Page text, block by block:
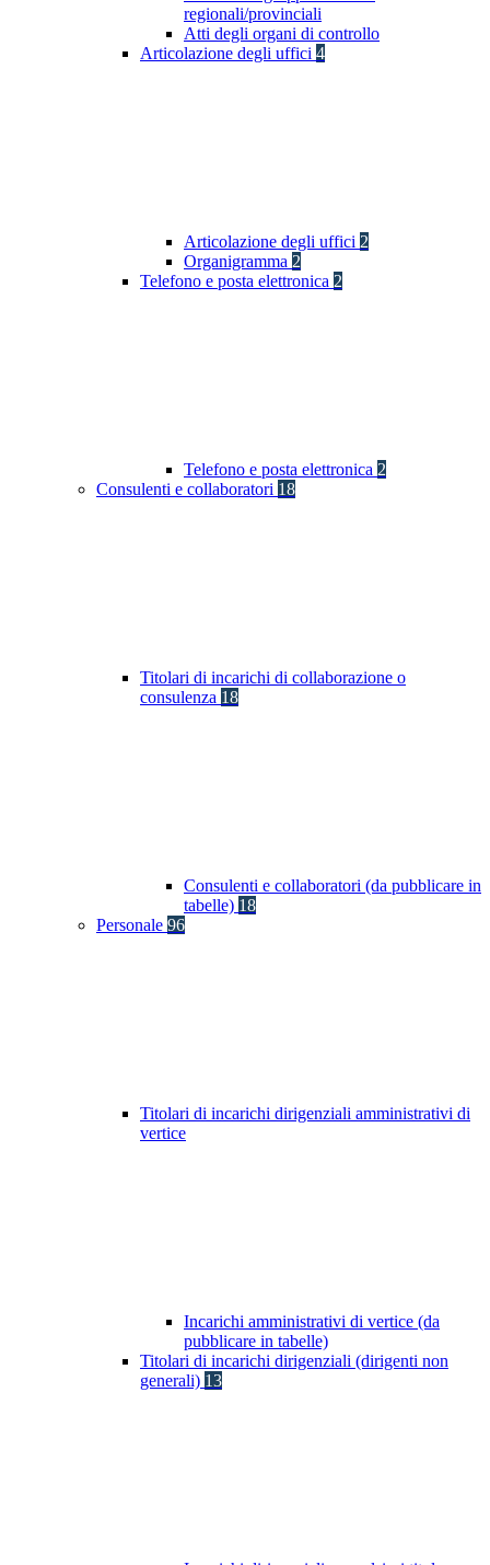
regionali/provinciali
Atti degli organi di controllo
Articolazione degli uffici 4
Articolazione degli uffici 2
Organigramma 2
Telefono e posta elettronica 2
Telefono e posta elettronica 2
Consulenti e collaboratori 18
Titolari di incarichi di collaborazione o
consulenza 18
Consulenti e collaboratori (da pubblicare in
tabelle) 18
Personale 96
Titolari di incarichi dirigenziali amministrativi di
vertice
Incarichi amministrativi di vertice (da
pubblicare in tabelle)
Titolari di incarichi dirigenziali (dirigenti non
generali) 13